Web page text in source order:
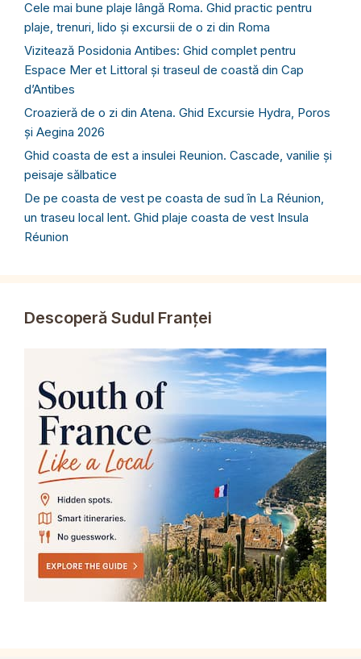
Cele mai bune plaje lângă Roma. Ghid practic pentru
plaje, trenuri, lido și excursii de o zi din Roma
Vizitează Posidonia Antibes: Ghid complet pentru
Espace Mer et Littoral și traseul de coastă din Cap
d’Antibes
Croazieră de o zi din Atena. Ghid Excursie Hydra, Poros
și Aegina 2026
Ghid coasta de est a insulei Reunion. Cascade, vanilie și
peisaje sălbatice
De pe coasta de vest pe coasta de sud în La Réunion,
un traseu local lent. Ghid plaje coasta de vest Insula
Réunion
Descoperă Sudul Franței